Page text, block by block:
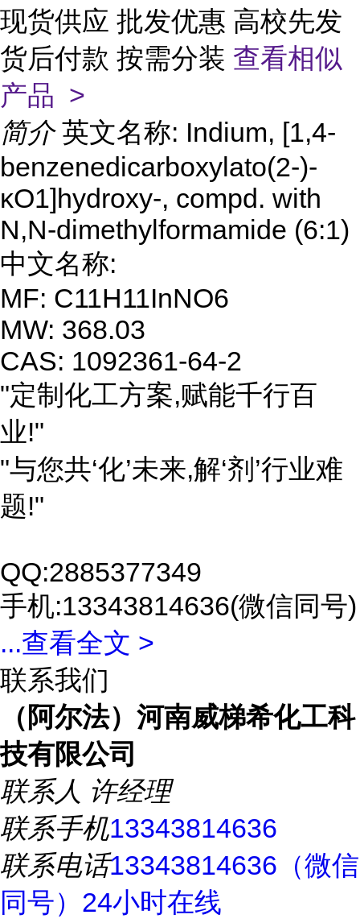
现货供应 批发优惠 高校先发
货后付款 按需分装 查看相似
产品 >
简介 英文名称: Indium, [1,4-
benzenedicarboxylato(2-)-
κO1]hydroxy-, compd. with
N,N-dimethylformamide (6:1)
中文名称:
MF: C11H11InNO6
MW: 368.03
CAS: 1092361-64-2
"定制化工方案,赋能千行百
业!"
"与您共‘化’未来,解‘剂’行业难
题!"
QQ:2885377349
手机:13343814636(微信同号)
...查看全文 >
联系我们
（阿尔法）河南威梯希化工科
技有限公司
联系人 许经理
联系手机13343814636
联系电话13343814636（微信
同号）24小时在线